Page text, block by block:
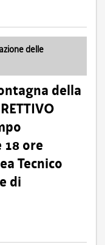
delle
della
ore
Tecnico
di